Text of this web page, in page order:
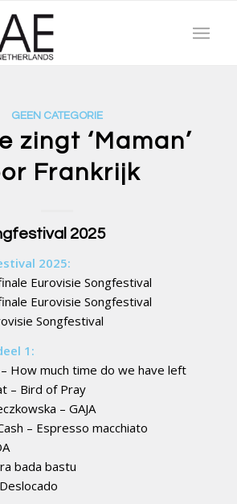
GEEN CATEGORIE
zingt ‘Maman’
Frankrijk
2025
2025:
Eurovisie Songfestival
Eurovisie Songfestival
Songfestival
1:
How much time do we have left
– Bird of Pray
– GAJA
– Espresso macchiato
bada bastu